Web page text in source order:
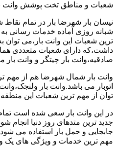
شعبات و مناطق تخت پوشش وانت
نیسان بار شهرضا بار در تمام
شبانه روزی آماده خدمات رسانی
ترین شعبات این وانت بار،می توان
داشت،که دارای شعبات متعددی
صادقیه،وانت بار چیتگر و وانت بار
وانت بار شمال شهرضا هم از مهم
اتوبار می باشد.وانت بار
توان از مهم ترین شعبات این
در این وانت بار سعی شده است
جدید ترین متدهای روز دنیا انجام
جابجایی و حمل بار استفاده می
مهم ترین خدمات و ویژگی های یک